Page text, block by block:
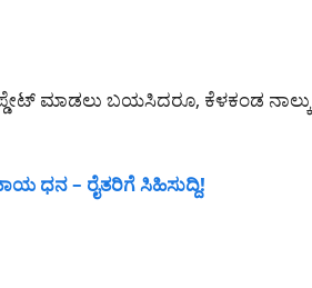
ಮಾಡಲು ಬಯಸಿದರೂ, ಕೆಳಕಂಡ ನಾಲ್ಕು
ಧನ – ರೈತರಿಗೆ ಸಿಹಿಸುದ್ದಿ!